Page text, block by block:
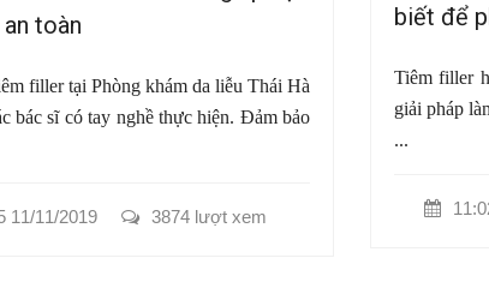
toàn
filler tại Phòng khám da liễu Thái Hà
bác sĩ có tay nghề thực hiện. Đảm bảo
11/11/2019 3874 lượt xem
biết để
Tiêm filler
giải pháp
...